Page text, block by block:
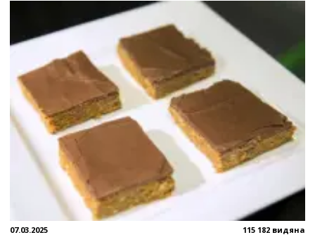
07.03.2025 115 182 видяна